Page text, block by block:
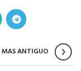
MAS ANTIGUO